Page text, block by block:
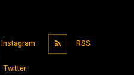
Instagram RSS
Twitter